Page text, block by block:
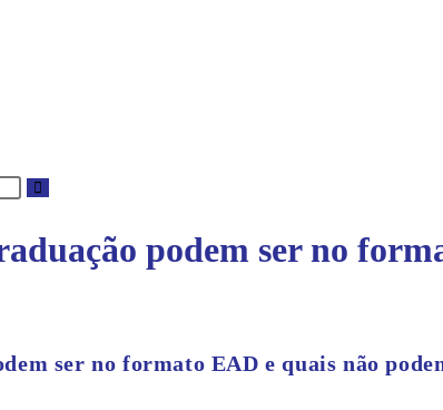
podem ser no
ser no formato EAD e quais não